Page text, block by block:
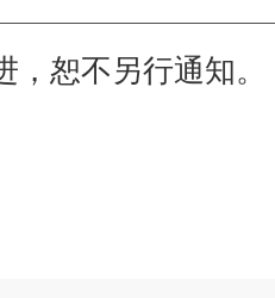
，恕不另行通知。